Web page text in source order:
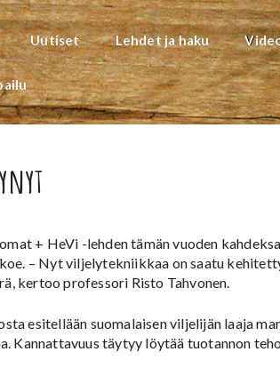
Uutiset Lehdet ja haku
+ HeVi -lehden tämän vuoden
– Nyt viljelytekniikkaa on saatu
kertoo professori Risto Tahvonen.
esitellään suomalaisen viljelijän laaja
Kannattavuus täytyy löytää tuotannon